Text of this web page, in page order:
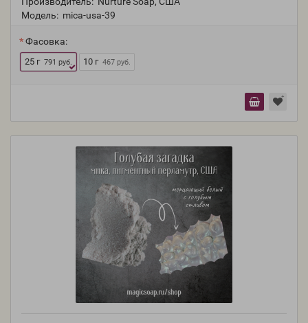
Модель: mica-usa-39
Фасовка:
25 г 791 руб. 10 г 467 руб.